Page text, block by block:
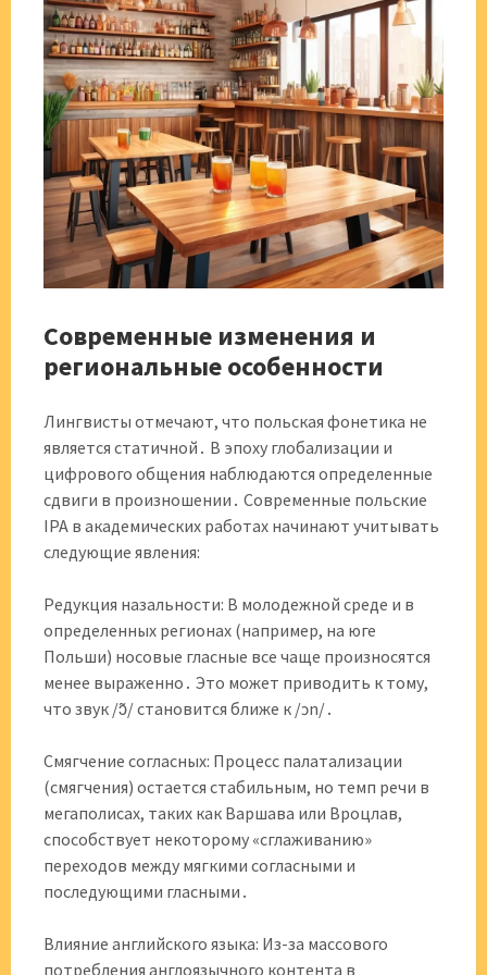
Современные изменения и
региональные особенности
Лингвисты отмечают, что польская фонетика не
является статичной․ В эпоху глобализации и
цифрового общения наблюдаются определенные
сдвиги в произношении․ Современные польские
IPA в академических работах начинают учитывать
следующие явления:
Редукция назальности: В молодежной среде и в
определенных регионах (например, на юге
Польши) носовые гласные все чаще произносятся
менее выраженно․ Это может приводить к тому,
что звук /ɔ̃/ становится ближе к /ɔn/․
Смягчение согласных: Процесс палатализации
(смягчения) остается стабильным, но темп речи в
мегаполисах, таких как Варшава или Вроцлав,
способствует некоторому «сглаживанию»
переходов между мягкими согласными и
последующими гласными․
Влияние английского языка: Из-за массового
потребления англоязычного контента в